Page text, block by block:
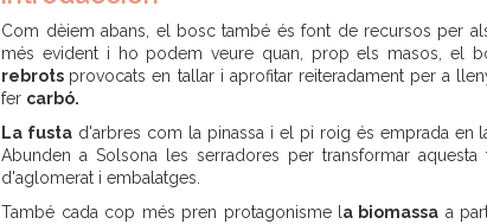
Com dèiem abans, el bosc també és font de recursos per
més evident i ho podem veure quan, prop els masos, el
rebrots provocats en tallar i aprofitar reiteradament per a
fer carbó.
La fusta d'arbres com la pinassa i el pi roig és emprada en
Abunden a Solsona les serradores per transformar
d'aglomerat i embalatges.
També cada cop més pren protagonisme l a biomassa a